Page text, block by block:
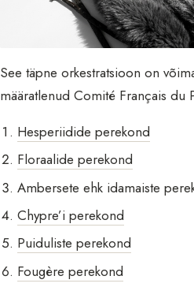
See täpne orkestratsioon on
määratlenud Comité Français
Hesperiidide perekond
Floraalide perekond
Ambersete ehk idamaiste
Chypre’i perekond
Puiduliste perekond
Fougère perekond